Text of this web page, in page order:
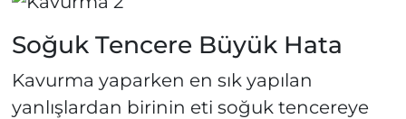
Soğuk Tencere Büyük Hata
Kavurma yaparken en sık yapılan
yanlışlardan birinin eti soğuk tencereye